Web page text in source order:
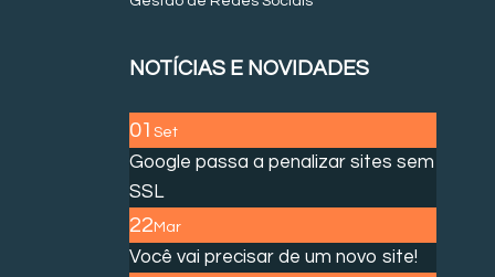
NOTÍCIAS E NOVIDADES
01 Set
Google passa a penalizar sites sem
SSL
22 Mar
Você vai precisar de um novo site!